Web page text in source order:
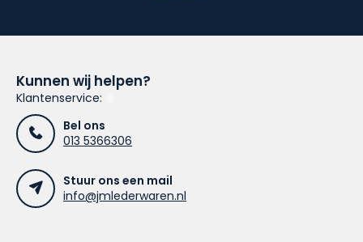
Kunnen wij helpen?
Klantenservice:
Bel ons
013 5366306
Stuur ons een mail
info@jmlederwaren.nl